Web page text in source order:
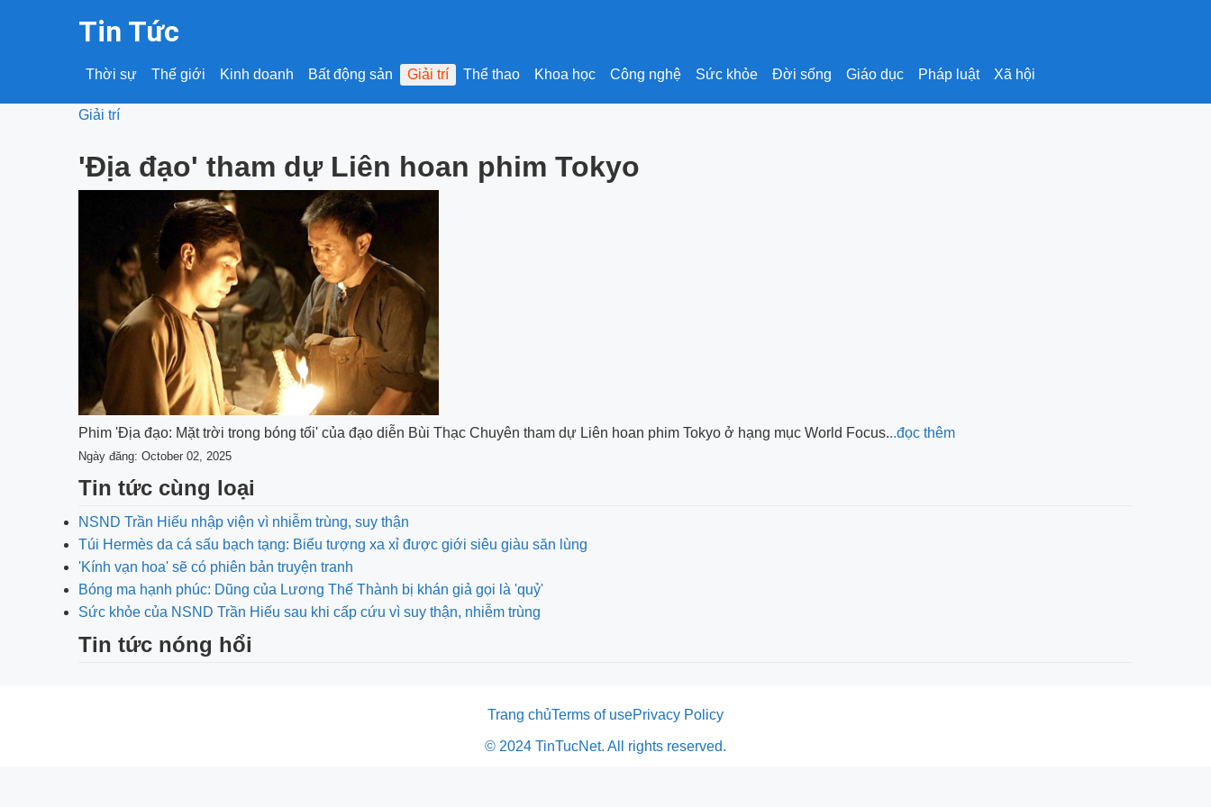
Tin Tức
Thời sự Thế giới Kinh doanh Bất động sản Giải trí Thể thao Khoa học Công nghệ Sức khỏe Đời sống Giáo dục Pháp luật Xã hội
Giải trí
'Địa đạo' tham dự Liên hoan phim Tokyo
Phim 'Địa đạo: Mặt trời trong bóng tối' của đạo diễn Bùi Thạc Chuyên tham dự Liên hoan phim Tokyo ở hạng mục World Focus...đọc thêm
Ngày đăng: October 02, 2025
Tin tức cùng loại
NSND Trần Hiếu nhập viện vì nhiễm trùng, suy thận
Túi Hermès da cá sấu bạch tạng: Biểu tượng xa xỉ được giới siêu giàu săn lùng
'Kính vạn hoa' sẽ có phiên bản truyện tranh
Bóng ma hạnh phúc: Dũng của Lương Thế Thành bị khán giả gọi là 'quỷ'
Sức khỏe của NSND Trần Hiếu sau khi cấp cứu vì suy thận, nhiễm trùng
Tin tức nóng hổi
Trang chủTerms of usePrivacy Policy
© 2024 TinTucNet. All rights reserved.